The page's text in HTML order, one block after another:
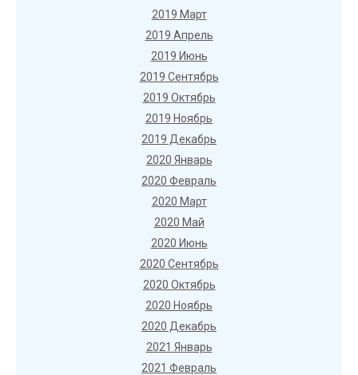
2019 Март
2019 Апрель
2019 Июнь
2019 Сентябрь
2019 Октябрь
2019 Ноябрь
2019 Декабрь
2020 Январь
2020 Февраль
2020 Март
2020 Май
2020 Июнь
2020 Сентябрь
2020 Октябрь
2020 Ноябрь
2020 Декабрь
2021 Январь
2021 Февраль